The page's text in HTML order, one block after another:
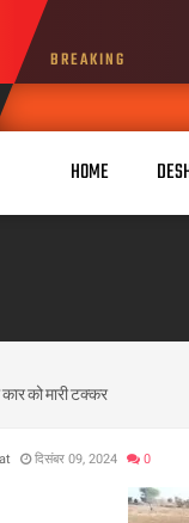
BREAKING
HOME
को मारी टक्कर
दिसंबर 09, 2024 0